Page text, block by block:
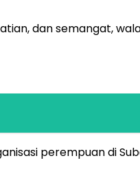
dan semangat,
perempuan di